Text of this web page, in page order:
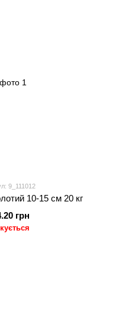
9_111012
10-15 см 20 кг
грн